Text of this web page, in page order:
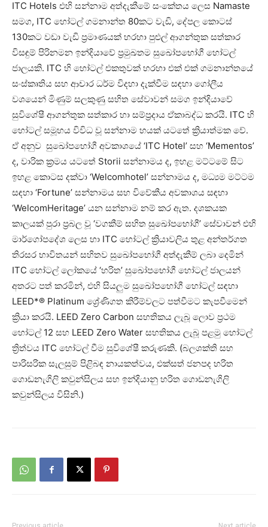
ITC Hotels එහි සන්නාම අත්දැකීමේ සංකේතය ලෙස Namaste
සමග, ITC හෝටල් ගමනාන්ත 80කට වැඩි, දේපල කොටස්
130කට වඩා වැඩි ප්‍රමාණයක් හරහා පුළුල් ආගන්තුක සත්කාර
විසඳුම් පිරිනමන ඉන්දියාවේ ප්‍රමුඛතම සුඛෝපභෝගී හෝටල්
ජාලයකි. ITC හි හෝටල් එකතුවක් හරහා එක් එක් ගමනාන්තයේ
සංස්කෘතිය සහ ආචාර ධර්ම විදහා දැක්වීම සඳහා ගෝලීය
වශයෙන් මිණුම් සලකුණු සහිත සේවාවන් සමග ඉන්දියාවේ
සුවිශේෂී ආගන්තුක සත්කාර හා සම්ප්‍රදාය ඒකාබද්ධ කරයි. ITC හි
හෝටල් සමූහය විවිධ වූ සන්නාම හයක් යටතේ ක්‍රියාත්මක වේ.
ඒ අනුව සුඛෝපභෝගී අවකාශයේ ‘ITC Hotel’ සහ ‘Mementos’
ද, වාරික ක්‍රමය යටතේ Storii සන්නාමය ද, ඉහළ මට්ටමේ සිට
ඉහළ කොටස දක්වා ‘Welcomhotel’ සන්නාමය ද, මධ්‍යම මට්ටම
සඳහා ‘Fortune’ සන්නාමය සහ විවේකීය අවකාශය සඳහා
‘WelcomHeritage’ යන සන්නාම නම් කර ඇත. දශකයක
කාලයක් පුරා ප්‍රබල වූ ‘වගකීම් සහිත සුඛෝපභෝගී’ සේවාවන් එහි
මාර්ගෝපදේශ ලෙස හා ITC හෝටල් ක්‍රියාවලිය තුළ අන්තර්ගත
තිරසර භාවිතයන් සහිතව සුඛෝපභෝගී අත්දැකීම් ලබා දෙමින්
ITC හෝටල් ලෝකයේ ‘හරිත’ සුඛෝපභෝගී හෝටල් ජාලයන්
අතරට පත් කරමින්, එහි සියලුම සුඛෝපභෝගී හෝටල් සඳහා
LEED*® Platinum ශ්‍රේණිගත කිරීම්වලට පත්වීමට කැපවීමෙන්
ක්‍රියා කරයි. LEED Zero Carbon සහතිකය ලැබූ ලොව ප්‍රථම
හෝටල් 12 සහ LEED Zero Water සහතිකය ලැබූ පළමු හෝටල්
ත්‍රිත්වය ITC හෝටල් වීම සුවිශේෂී කරුණකි. (බලශක්ති සහ
පාරිසරික සැලසුම් පිළිබඳ නායකත්වය, එක්සත් ජනපද හරිත
ගොඩනැගිලි කවුන්සිලය සහ ඉන්දියානු හරිත ගොඩනැගිලි
කවුන්සිලය විසිනි.)